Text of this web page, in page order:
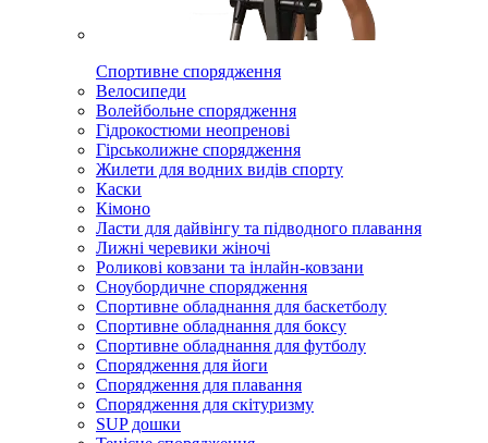
Спортивне спорядження
Велосипеди
Волейбольне спорядження
Гідрокостюми неопренові
Гірськолижне спорядження
Жилети для водних видів спорту
Каски
Кімоно
Ласти для дайвінгу та підводного плавання
Лижні черевики жіночі
Роликові ковзани та інлайн-ковзани
Сноубордичне спорядження
Спортивне обладнання для баскетболу
Спортивне обладнання для боксу
Спортивне обладнання для футболу
Спорядження для йоги
Спорядження для плавання
Спорядження для скітуризму
SUP дошки